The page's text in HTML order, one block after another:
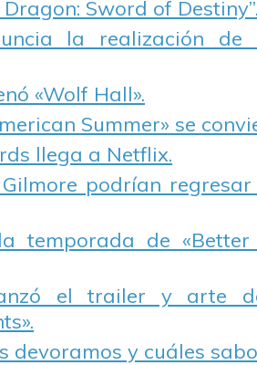
Sword of
la realización de
«Wolf Hall».
Summer» se
llega a Netflix.
podrían
temporada de
el trailer y arte
devoramos y cuáles